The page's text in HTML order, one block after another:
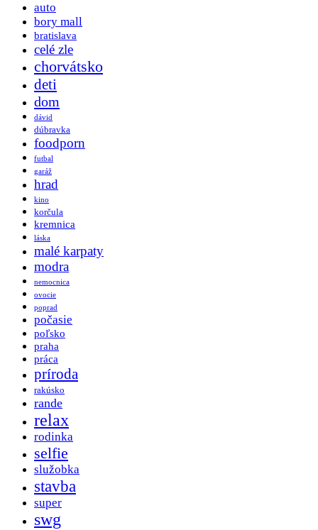
auto
bory mall
bratislava
celé zle
chorvátsko
deti
dom
dávid
dúbravka
foodporn
futbal
garáž
hrad
kino
korčula
kremnica
láska
malé karpaty
modra
nemocnica
ovocie
poprad
počasie
poľsko
praha
práca
príroda
rakúsko
rande
relax
rodinka
selfie
služobka
stavba
super
swg